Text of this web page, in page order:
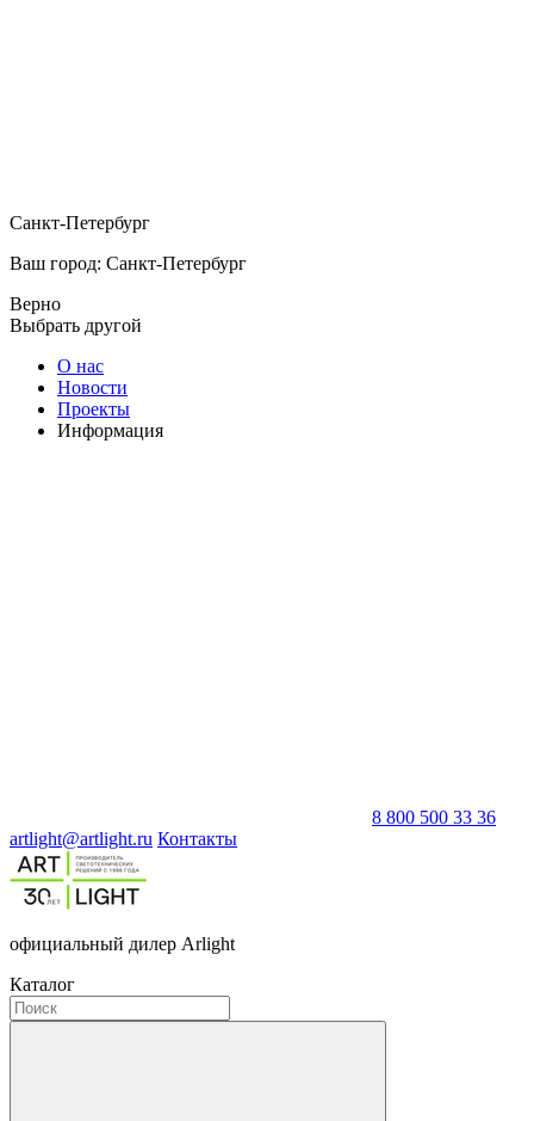
Санкт-Петербург
Ваш город: Санкт-Петербург
Верно
Выбрать другой
О нас
Новости
Проекты
Информация
8 800 500 33 36
artlight@artlight.ru Контакты
официальный дилер Arlight
Каталог